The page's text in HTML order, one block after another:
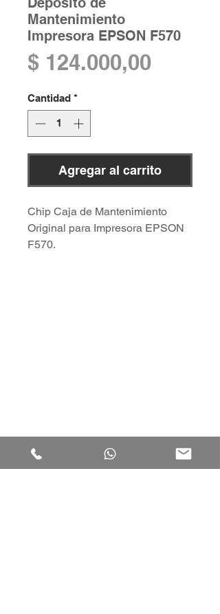
Mantenimiento
Impresora EPSON F570
$ 124.000,00Precio
Cantidad *
Agregar al carrito
Chip Caja de Mantenimiento
Original para Impresora EPSON
F570.